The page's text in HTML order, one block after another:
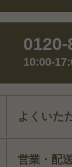
10:00-
よくいた
営業・配